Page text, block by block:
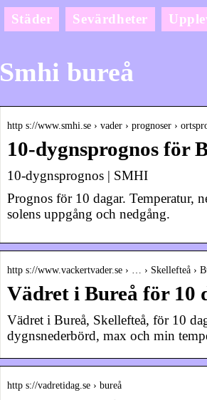
Städer Sevärdheter
Smhi bureå
http s://www.smhi.se › vader › prognoser ›
10-dygnsprognos för
10-dygnsprognos | SMHI
Prognos för 10 dagar.
solens uppgång och nedgång.
http s://www.vackertvader.se › … › Skellefteå ›
Vädret i Bureå för 10
Vädret i Bureå, Skellefteå, för 10
dygnsnederbörd, max och min
http s://vadretidag.se › bureå